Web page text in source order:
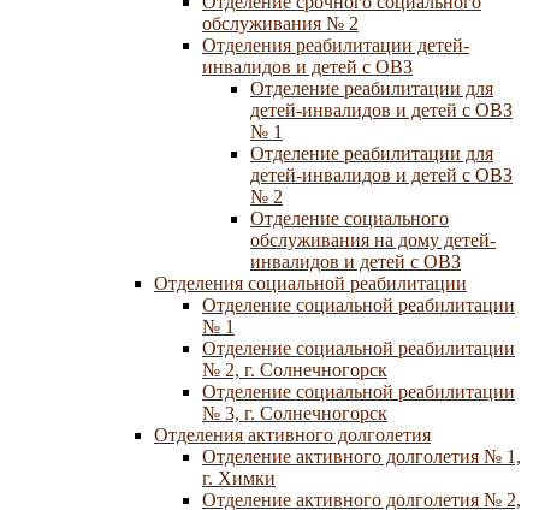
обслуживания № 2
Отделения реабилитации детей-
инвалидов и детей с ОВЗ
Отделение реабилитации для
детей-инвалидов и детей с ОВЗ
№ 1
Отделение реабилитации для
детей-инвалидов и детей с ОВЗ
№ 2
Отделение социального
обслуживания на дому детей-
инвалидов и детей с ОВЗ
Отделения социальной реабилитации
Отделение социальной реабилитации
№ 1
Отделение социальной реабилитации
№ 2, г. Солнечногорск
Отделение социальной реабилитации
№ 3, г. Солнечногорск
Отделения активного долголетия
Отделение активного долголетия № 1,
г. Химки
Отделение активного долголетия № 2,